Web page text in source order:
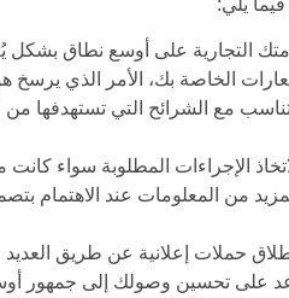
التجارية على أوسع نطاق
الخاصة بك، الأمر الذي يرسخ
مع الشرائح التي تستهدفها من
الإجراءات المطلوبة سواء
من المعلومات عند الاهتمام
إطلاق حملات إعلانية عن طريق
على تحسين وصولك إلى جمهور